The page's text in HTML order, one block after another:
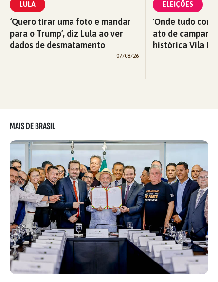
LULA
‘Quero tirar uma foto e mandar
para o Trump’, diz Lula ao ver
dados de desmatamento
07/08/26
ELEIÇÕES
'Onde tudo
ato de
histórica Vila
MAIS DE BRASIL